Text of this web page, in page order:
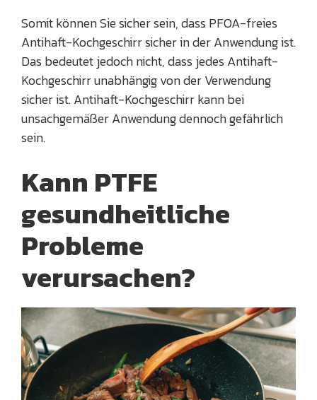
Somit können Sie sicher sein, dass PFOA-freies
Antihaft-Kochgeschirr sicher in der Anwendung ist.
Das bedeutet jedoch nicht, dass jedes Antihaft-
Kochgeschirr unabhängig von der Verwendung
sicher ist. Antihaft-Kochgeschirr kann bei
unsachgemäßer Anwendung dennoch gefährlich
sein.
Kann PTFE
gesundheitliche
Probleme
verursachen?